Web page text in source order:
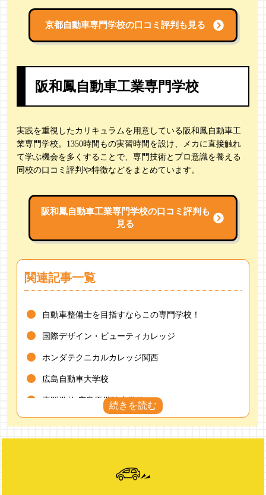
京都自動車専門学校の口コミ評判も見る
阪和鳳自動車工業専門学校
実践を重視したカリキュラムを用意している阪和鳳自動車工
業専門学校。1350時間もの実習時間を設け、メカに直接触れ
て学ぶ機会を多くすることで、専門技術とプロ意識を養える
同校の口コミ評判や特徴などをまとめています。
阪和鳳自動車工業専門学校の口コミ評判も
見る
関連記事一覧
自動車整備士を目指すならこの専門学校！
国際デザイン・ビューティカレッジ
ホンダテクニカルカレッジ関西
広島自動車大学校
専門学校 広島工学院大学校